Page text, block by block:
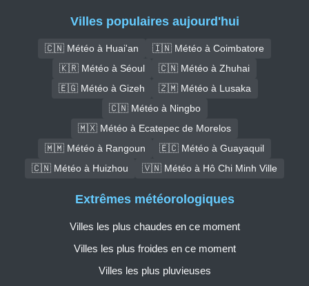
Villes populaires aujourd'hui
🇨🇳 Météo à Huai'an
🇮🇳 Météo à Coimbatore
🇰🇷 Météo à Séoul
🇨🇳 Météo à Zhuhai
🇪🇬 Météo à Gizeh
🇿🇲 Météo à Lusaka
🇨🇳 Météo à Ningbo
🇲🇽 Météo à Ecatepec de Morelos
🇲🇲 Météo à Rangoun
🇪🇨 Météo à Guayaquil
🇨🇳 Météo à Huizhou
🇻🇳 Météo à Hô Chi Minh Ville
Extrêmes météorologiques
Villes les plus chaudes en ce moment
Villes les plus froides en ce moment
Villes les plus pluvieuses